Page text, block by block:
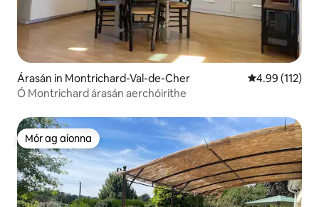
Árasán in Montrichard-Val-de-Cher Meánrátáil
4.99 (112)
Ó Montrichard árasán aerchóirithe
Mór ag aíonna
Mór ag aíonna